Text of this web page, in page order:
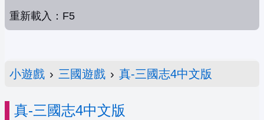
重新載入：F5
小遊戲 › 三國遊戲 › 真-三國志4中文版
真-三國志4中文版